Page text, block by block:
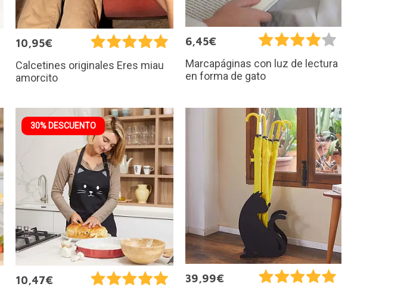
10,95€
Calcetines originales Eres miau
amorcito
6,45€
Marcapáginas con luz de lectura
en forma de gato
30% DESCUENTO
10,47€
39,99€